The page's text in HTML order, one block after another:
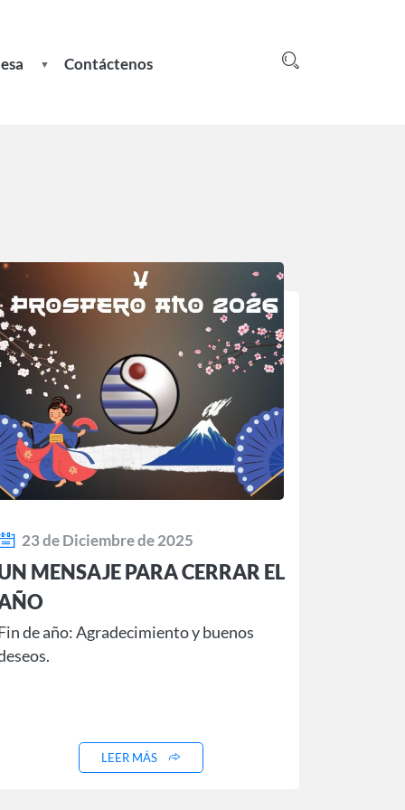
Contáctenos
23 de Diciembre de 2025
MENSAJE PARA CERRAR EL
de año: Agradecimiento y buenos
LEER MÁS